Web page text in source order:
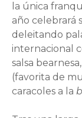
la única
año celebrará
deleitando
internacional
salsa
(favorita de
caracoles a la